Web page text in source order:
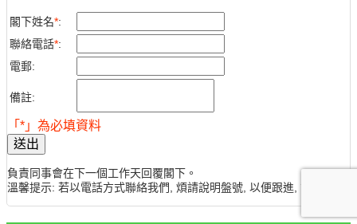
閣下姓名*:
聯絡電話*:
電郵:
備註:
「*」為必填資料
送出
負責同事會在下一個工作天回覆閣下。
溫馨提示: 若以電話方式聯絡我們, 煩請說明盤號, 以便跟進, 謝謝。